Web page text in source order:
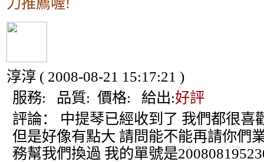
淳淳 ( 2008-08-21 15:17:21 )
服務: 品質: 價格: 給出:好評
評論：
中提琴已經收到了 我們都很喜
但是好像有點大 請問能不能再請你們
務幫我們換過 我的單號是